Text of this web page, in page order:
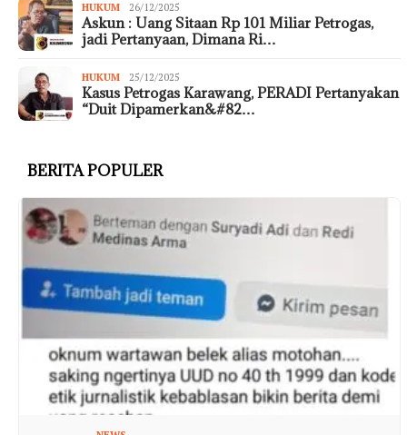
HUKUM 26/12/2025
Askun : Uang Sitaan Rp 101 Miliar Petrogas,
jadi Pertanyaan, Dimana Ri…
HUKUM 25/12/2025
Kasus Petrogas Karawang, PERADI Pertanyakan
“Duit Dipamerkan&#82…
BERITA POPULER